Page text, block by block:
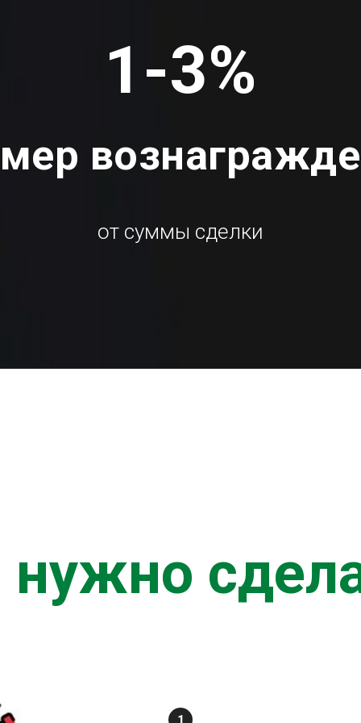
1-3%
от суммы сделки
1